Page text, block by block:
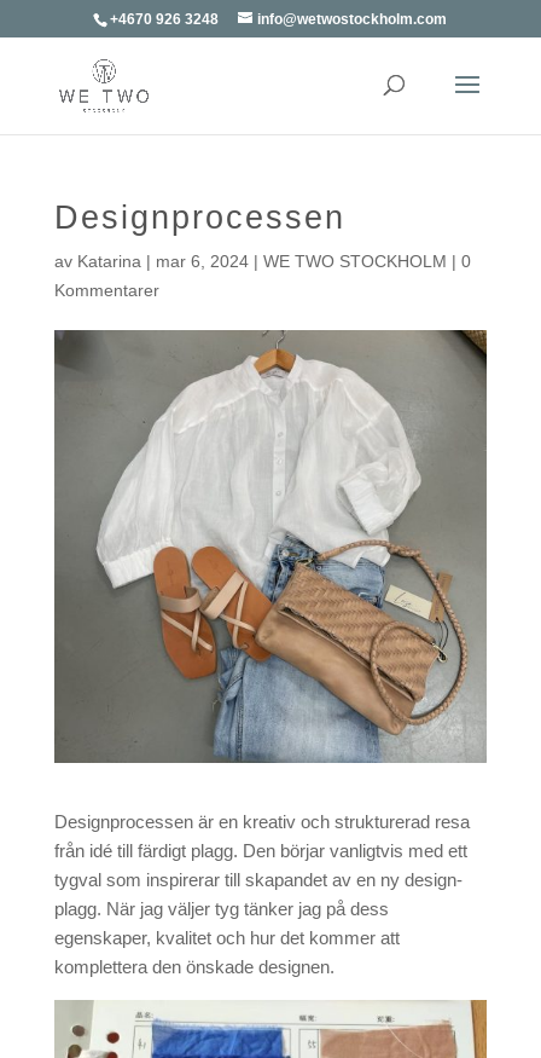
+4670 926 3248 info@wetwostockholm.com
Designprocessen
av Katarina | mar 6, 2024| WE TWO STOCKHOLM | 0
Kommentarer
Designprocessen är en kreativ och strukturerad resa
från idé till färdigt plagg. Den börjar vanligtvis med ett
tygval som inspirerar till skapandet av en ny design-
plagg. När jag väljer tyg tänker jag på dess
egenskaper, kvalitet och hur det kommer att
komplettera den önskade designen.